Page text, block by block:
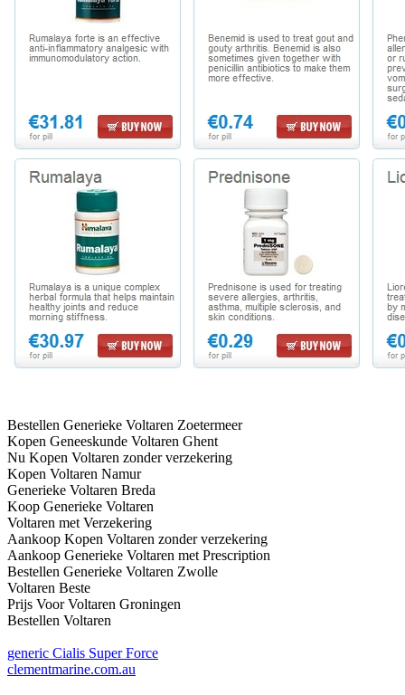
Bestellen Generieke Voltaren Zoetermeer
Kopen Geneeskunde Voltaren Ghent
Nu Kopen Voltaren zonder verzekering
Kopen Voltaren Namur
Generieke Voltaren Breda
Koop Generieke Voltaren
Voltaren met Verzekering
Aankoop Kopen Voltaren zonder verzekering
Aankoop Generieke Voltaren met Prescription
Bestellen Generieke Voltaren Zwolle
Voltaren Beste
Prijs Voor Voltaren Groningen
Bestellen Voltaren
generic Cialis Super Force
clementmarine.com.au